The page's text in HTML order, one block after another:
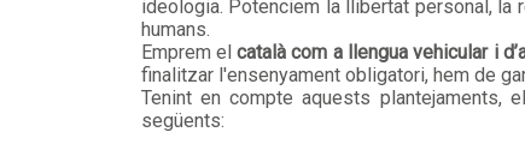
ideologia. Potenciem la llibertat personal,
humans.
Emprem elcatalà com a llengua vehicular i
finalitzar l'ensenyament obligatori, hem de
Tenint en compte aquests
següents: